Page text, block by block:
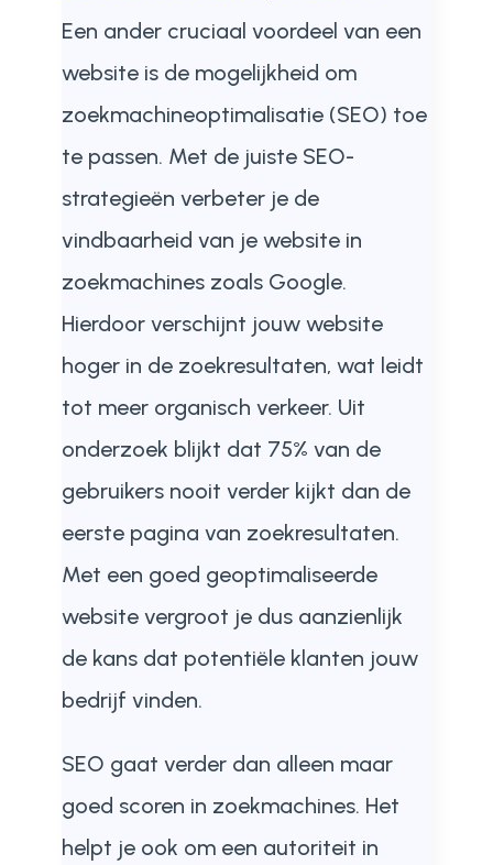
Een ander cruciaal voordeel van een
website is de mogelijkheid om
zoekmachineoptimalisatie (SEO) toe
te passen. Met de juiste SEO-
strategieën verbeter je de
vindbaarheid van je website in
zoekmachines zoals Google.
Hierdoor verschijnt jouw website
hoger in de zoekresultaten, wat leidt
tot meer organisch verkeer. Uit
onderzoek blijkt dat 75% van de
gebruikers nooit verder kijkt dan de
eerste pagina van zoekresultaten.
Met een goed geoptimaliseerde
website vergroot je dus aanzienlijk
de kans dat potentiële klanten jouw
bedrijf vinden.
SEO gaat verder dan alleen maar
goed scoren in zoekmachines. Het
helpt je ook om een autoriteit in